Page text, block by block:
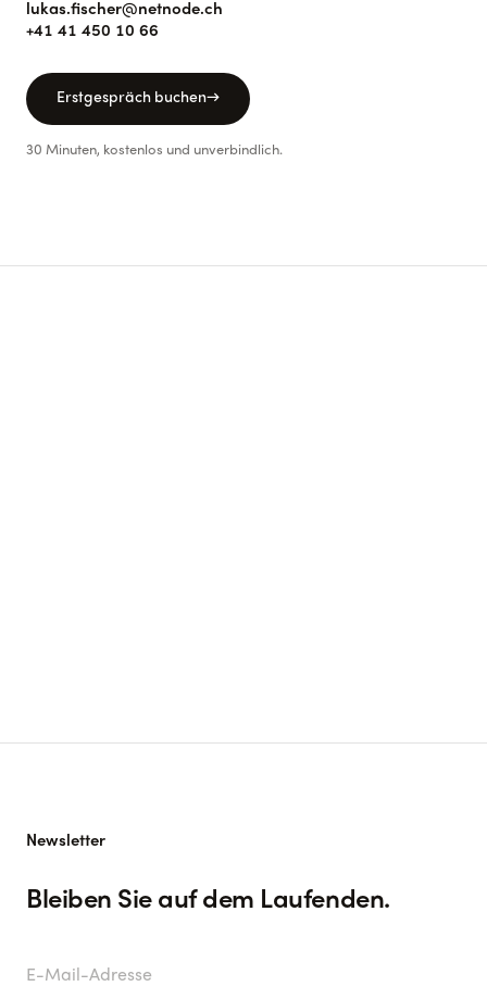
lukas.fischer@netnode.ch
+41 41 450 10 66
Erstgespräch buchen→
30 Minuten, kostenlos und unverbindlich.
Newsletter
Bleiben Sie auf dem Laufenden.
E-Mail-Adresse